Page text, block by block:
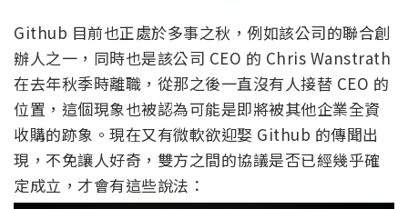
Github 目前也正處於多事之秋，例如該公司的聯合創
辦人之一，同時也是該公司 CEO 的 Chris Wanstrath
在去年秋季時離職，從那之後一直沒有人接替 CEO 的
位置，這個現象也被認為可能是即將被其他企業全資
收購的跡象。現在又有微軟欲迎娶 Github 的傳聞出
現，不免讓人好奇，雙方之間的協議是否已經幾乎確
定成立，才會有這些說法：